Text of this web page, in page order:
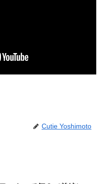
Cutie Yoshimoto